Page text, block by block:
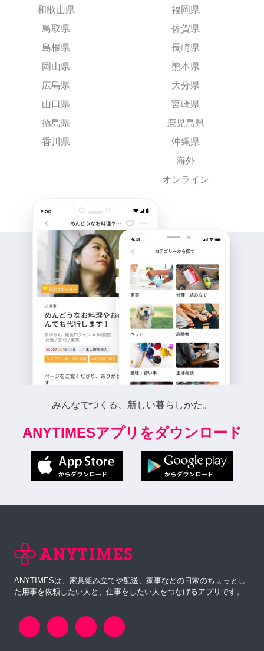
和歌山県
鳥取県
島根県
岡山県
広島県
山口県
徳島県
香川県
福岡県
佐賀県
長崎県
熊本県
大分県
宮崎県
鹿児島県
沖縄県
海外
オンライン
みんなでつくる、新しい暮らしかた。
ANYTIMESアプリをダウンロード
ANYTIMESは、家具組み立てや配送、家事などの日常のちょっとし
た用事を依頼したい人と、仕事をしたい人をつなげるアプリです。